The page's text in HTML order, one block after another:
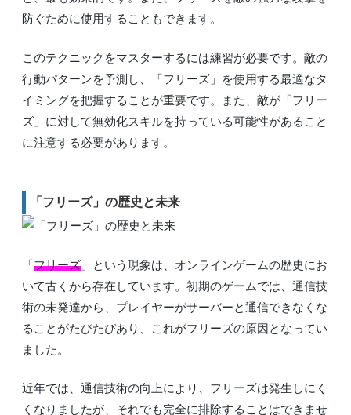
防ぐために使用することもできます。
このテクニックをマスターするには練習が必要です。敵の
行動パターンを予測し、「フリーズ」を使用する最適なタ
イミングを把握することが重要です。また、敵が「フリー
ズ」に対して無効化スキルを持っている可能性があること
に注意する必要があります。
「フリーズ」の歴史と未来
「フリーズ 」という現象は、オンラインゲームの歴史にお
いて古くから存在しています。初期のゲームでは、通信技
術の未発達から、プレイヤーがサーバーと通信できなくな
ることがたびたびあり、これがフリーズの原因となってい
ました。
近年では、通信技術の向上により、フリーズは発生しにく
くなりましたが、それでも完全に排除することはできませ